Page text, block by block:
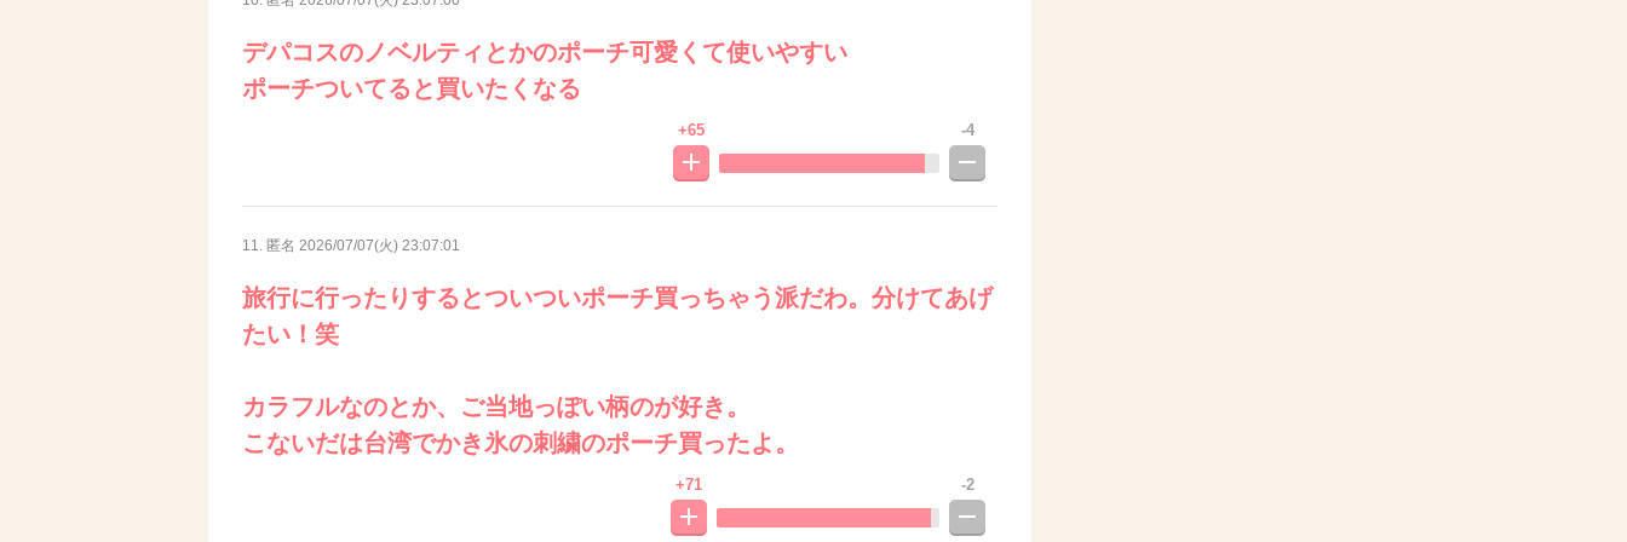
デパコスのノベルティとかのポーチ可愛くて使いやすい
ポーチついてると買いたくなる
+65 -4
11. 匿名 2026/07/07(火) 23:07:01
旅行に行ったりするとついついポーチ買っちゃう派だわ。分けてあげ
たい！笑
カラフルなのとか、ご当地っぽい柄のが好き。
こないだは台湾でかき氷の刺繍のポーチ買ったよ。
+71 -2